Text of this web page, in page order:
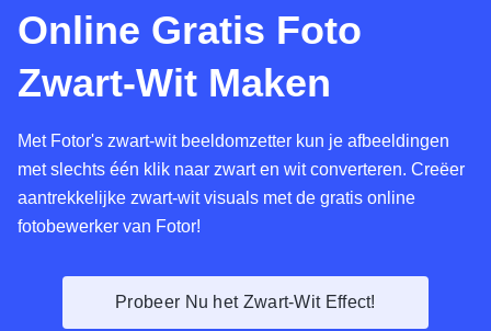
Online Gratis Foto
Zwart-Wit Maken
Met Fotor's zwart-wit beeldomzetter kun je afbeeldingen
met slechts één klik naar zwart en wit converteren. Creëer
aantrekkelijke zwart-wit visuals met de gratis online
fotobewerker van Fotor!
Probeer Nu het Zwart-Wit Effect!